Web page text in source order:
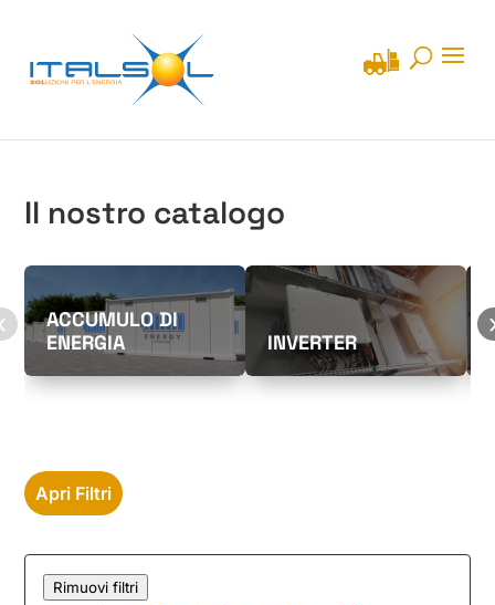
Il nostro catalogo
ACCUMULO DI
ENERGIA
INVERTER
Apri Filtri
Rimuovi filtri